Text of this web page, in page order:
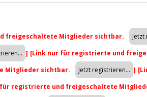
freigeschaltete Mitglieder sichtbar.
] [Link nur für registrierte und
Mitglieder sichtbar.
]
registrierte und freigeschaltete